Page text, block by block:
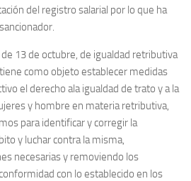
del registro salarial por lo que ha
13 de octubre, de igualdad retributiva
como objeto establecer medidas
el derecho ala igualdad de trato y a la
y hombre en materia retributiva,
para identificar y corregir la
y luchar contra la misma,
necesarias y removiendo los
con lo establecido en los